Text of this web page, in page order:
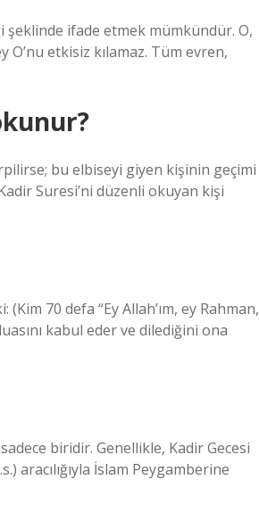
şeklinde ifade etmek mümkündür. O,
etkisiz kılamaz. Tüm evren,
bu elbiseyi giyen kişinin geçimi
Suresi’ni düzenli okuyan kişi
70 defa “Ey Allah’ım, ey Rahman,
kabul eder ve dilediğini ona
biridir. Genellikle, Kadir Gecesi
aracılığıyla İslam Peygamberine